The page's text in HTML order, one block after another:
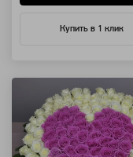
Купить в 1 клик